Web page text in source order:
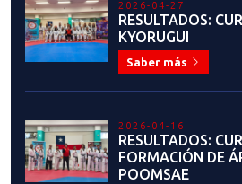
2026-04-27
RESULTADOS:
KYORUGUI
Saber más
2026-04-16
RESULTADOS:
FORMACIÓN DE
POOMSAE